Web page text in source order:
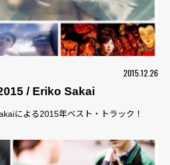
2015.12.26
/ Eriko Sakai
による2015年ベスト・トラック！